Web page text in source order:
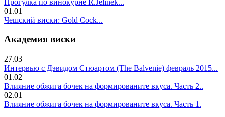
01.01
Чешский виски: Gold Cock...
Академия виски
27.03
Интервью с Дэвидом Стюартом (The Balvenie) февраль 2015...
01.02
Влияние обжига бочек на формированите вкуса. Часть 2..
02.01
Влияние обжига бочек на формированите вкуса. Часть 1.